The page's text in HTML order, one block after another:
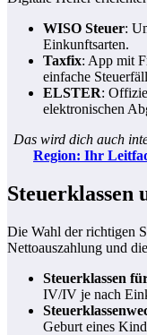
WISO Steuer:
Einkunftsarten.
Taxfix: App mit
einfache
ELSTER:
elektronischen
Das wird dich auch
Region: Ihr
Steuerklassen
Die Wahl der richtigen
Nettoauszahlung und
Steuerklassen
IV/IV je nach
Geburt eines